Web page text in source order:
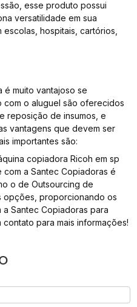
esse produto possui
versatilidade em sua
hospitais, cartórios,
é muito vantajoso se
com o aluguel são oferecidos
reposição de insumos, e
vantagens que devem ser
importantes são:
copiadora Ricoh em sp
com a Santec Copiadoras é
o de Outsourcing de
opções, proporcionando os
Santec Copiadoras para
para mais informações!